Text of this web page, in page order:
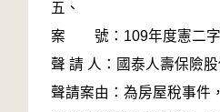
五、
案 號：109年度憲二字
聲 請 人：國泰人壽保險股
聲請案由：為房屋稅事件